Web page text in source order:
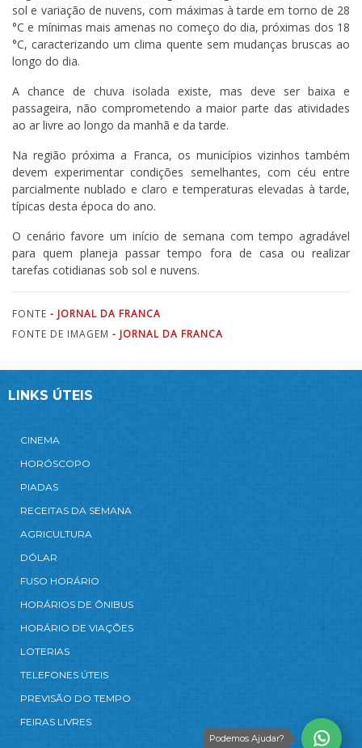
sol e variação de nuvens, com máximas à tarde em torno de 28
°C e mínimas mais amenas no começo do dia, próximas dos 18
°C, caracterizando um clima quente sem mudanças bruscas ao
longo do dia.
A chance de chuva isolada existe, mas deve ser baixa e
passageira, não comprometendo a maior parte das atividades
ao ar livre ao longo da manhã e da tarde.
Na região próxima a Franca, os municípios vizinhos também
devem experimentar condições semelhantes, com céu entre
parcialmente nublado e claro e temperaturas elevadas à tarde,
típicas desta época do ano.
O cenário favore um início de semana com tempo agradável
para quem planeja passar tempo fora de casa ou realizar
tarefas cotidianas sob sol e nuvens.
FONTE - JORNAL DA FRANCA
FONTE DE IMAGEM - JORNAL DA FRANCA
LINKS ÚTEIS
CINEMA
HORÓSCOPO
PIADAS
RECEITAS DA SEMANA
AGRICULTURA
DÓLAR
FUSO HORÁRIO
HORÁRIOS DE ÔNIBUS
HORÁRIO DE VIAÇÕES
LOTERIAS
TELEFONES ÚTEIS
PREVISÃO DO TEMPO
FEIRAS LIVRES
Podemos Ajudar?